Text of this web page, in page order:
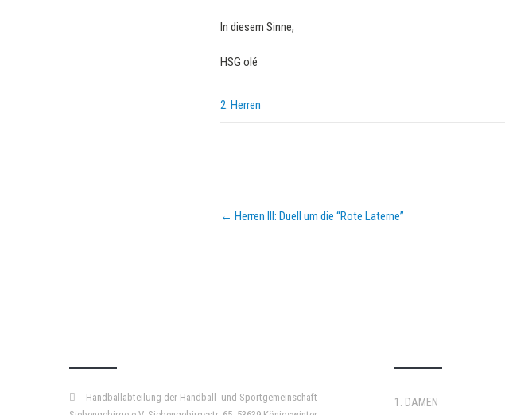
In diesem Sinne,
HSG olé
2. Herren
Post
navigation
← Herren III: Duell um die “Rote Laterne”
Handballabteilung der Handball- und Sportgemeinschaft
1. DAMEN